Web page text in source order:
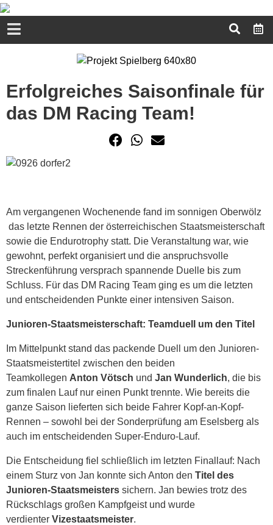
Erfolgreiches Saisonfinale für
das DM Racing Team!
Am vergangenen Wochenende fand im sonnigen Oberwölz
das letzte Rennen der österreichischen Staatsmeisterschaft
sowie die Endurotrophy statt. Die Veranstaltung war, wie
gewohnt, perfekt organisiert und die anspruchsvolle
Streckenführung versprach spannende Duelle bis zum
Schluss. Für das DM Racing Team ging es um die letzten
und entscheidenden Punkte einer intensiven Saison.
Junioren-Staatsmeisterschaft: Teamduell um den Titel
Im Mittelpunkt stand das packende Duell um den Junioren-
Staatsmeistertitel zwischen den beiden
Teamkollegen Anton Vötsch und Jan Wunderlich, die bis
zum finalen Lauf nur einen Punkt trennte. Wie bereits die
ganze Saison lieferten sich beide Fahrer Kopf-an-Kopf-
Rennen – sowohl bei der Sonderprüfung am Eselsberg als
auch im entscheidenden Super-Enduro-Lauf.
Die Entscheidung fiel schließlich im letzten Finallauf: Nach
einem Sturz von Jan konnte sich Anton den Titel des
Junioren-Staatsmeisters sichern. Jan bewies trotz des
Rückschlags großen Kampfgeist und wurde
verdienter Vizestaatsmeister.